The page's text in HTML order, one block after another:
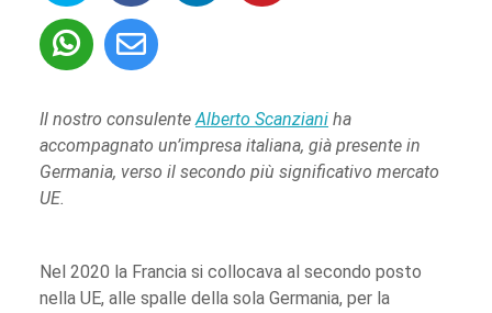
Il nostro consulenteAlberto Scanziani ha
accompagnato un’impresa italiana, già presente in
Germania, verso il secondo più significativo mercato
UE.
Nel 2020 la Francia si collocava al secondo posto
nella UE, alle spalle della sola Germania, per la